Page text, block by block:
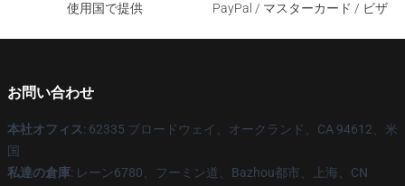
使用国で提供
PayPal / マスターカード / ビザ
お問い合わせ
本社オフィス: 62335 ブロードウェイ、オークランド、CA 94612、米
国
私達の倉庫: レーン6780、フーミン道、Bazhou都市、上海、CN